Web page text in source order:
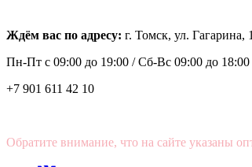
Ждём вас по адресу: г. Томск, ул. Гагарина,
Пн-Пт с 09:00 до 19:00 /Сб-Вс 09:00 до 18:00
+7 901 611 42 10
Обратите внимание, что на сайте указаны